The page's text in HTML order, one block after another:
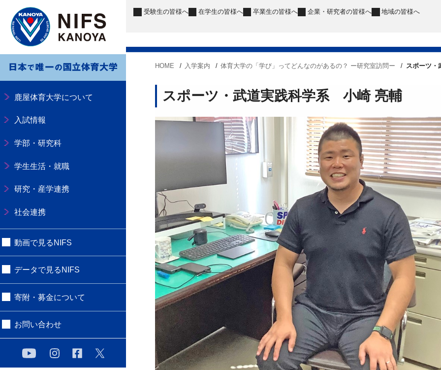
鹿屋体育大学について
入試情報
学部・研究科
学生生活・就職
研究・産学連携
社会連携
動画で見るNIFS
データで見るNIFS
寄附・募金について
お問い合わせ
受験生の皆様へ 在学生の皆様へ 卒業生の皆様へ 企業・研究者の皆様へ 地域の皆様へ
HOME 入学案内 体育大学の「学び」ってどんなのがあるの？ ー研究室訪問ー スポーツ
スポーツ・武道実践科学系 小崎 亮輔